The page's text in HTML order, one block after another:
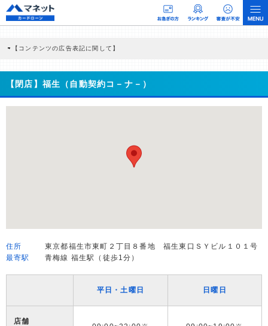
【コンテンツの広告表記に関して】
商品を根拠なくPRするものではなく、当編集部の調査／ユーザーへの口コミ収集な
どに基づき、公平性を担保した情報提供を行っています。
>提携企業一覧
【閉店】福生（自動契約コ－ナ－）
住所
東京都福生市東町２丁目８番地 福生東口ＳＹビル１０１号
最寄駅
青梅線 福生駅（徒歩1分）
平日・土曜日 日曜日
店舗